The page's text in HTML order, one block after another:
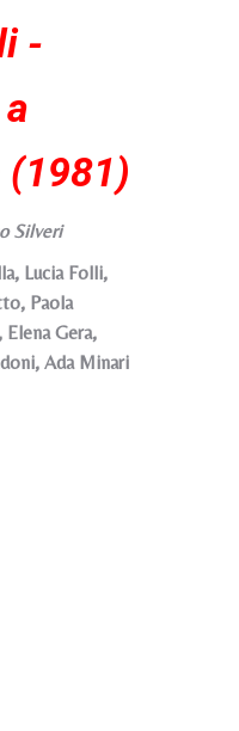
-
(1981)
Silveri
Lucia Folli,
Paola
Gera,
Ada Minari